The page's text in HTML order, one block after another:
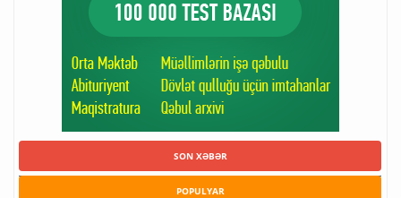
SON XƏBƏR
POPULYAR